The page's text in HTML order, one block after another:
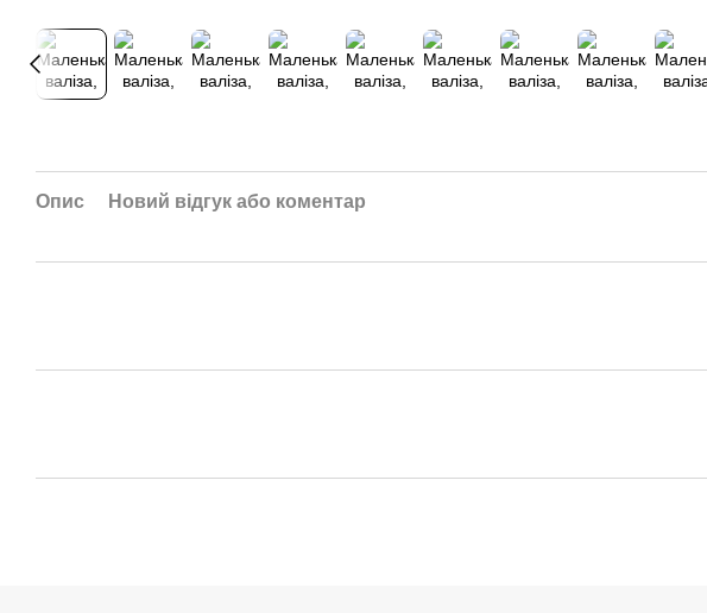
Опис Новий відгук або коментар